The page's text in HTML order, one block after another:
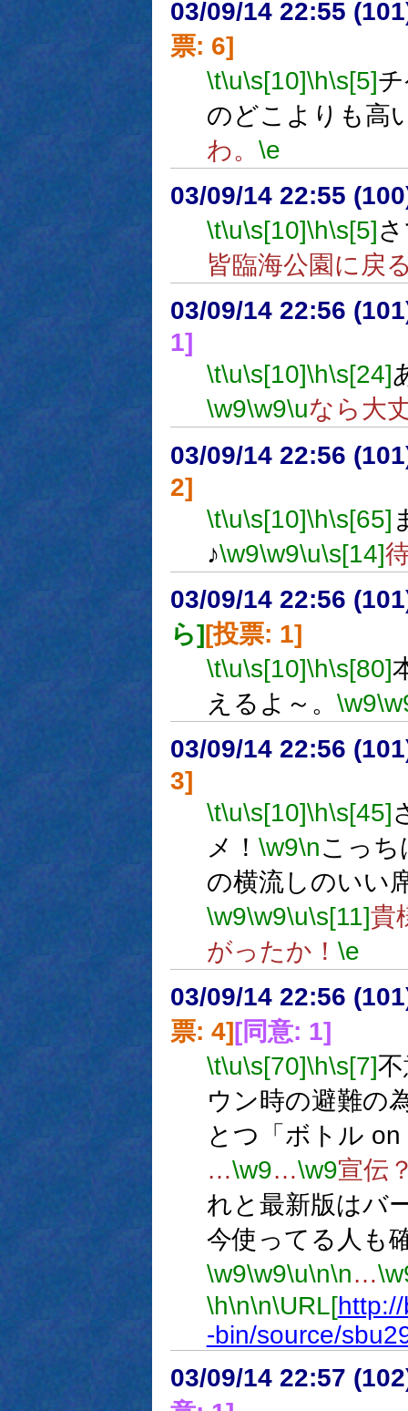
03/09/14 22:55
票: 6]
\t\u\s[10]\h\s[5]
のどこよりも高
わ。 \e
03/09/14 22:55
\t\u\s[10]\h\s[5]
皆臨海公園に戻
03/09/14 22:56
1]
\t\u\s[10]\h\s[24]
\w9\w9\uなら大
03/09/14 22:56
2]
\t\u\s[10]\h\s[65]
♪\w9\w9\u\s[14]
03/09/14 22:56
ら][投票: 1]
\t\u\s[10]\h\s[80]
えるよ～。 \w9
03/09/14 22:56
3]
\t\u\s[10]\h\s[45]
メ！ \w9\nこっ
の横流しのいい
\w9\w9\u\s[11]貴
がったか！ \e
03/09/14 22:56
票: 4][同意: 1]
\t\u\s[70]\h\s[7]
ウン時の避難の
とつ「ボトル
…\w9…\w9宣伝
れと最新版はバ
今使ってる人も
\w9\w9\u\n\n…
\h\n\n\URL[
-bin/source/
03/09/14 22:57